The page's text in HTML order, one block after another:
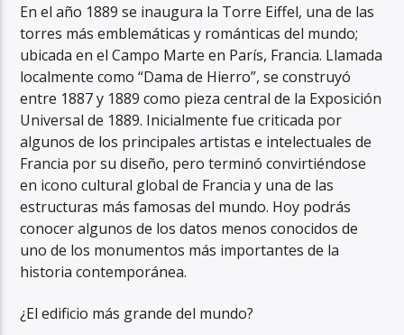
En el año 1889 se inaugura la Torre Eiffel, una de las
torres más emblemáticas y románticas del mundo;
ubicada en el Campo Marte en París, Francia. Llamada
localmente como “Dama de Hierro”, se construyó
entre 1887 y 1889 como pieza central de la Exposición
Universal de 1889. Inicialmente fue criticada por
algunos de los principales artistas e intelectuales de
Francia por su diseño, pero terminó convirtiéndose
en icono cultural global de Francia y una de las
estructuras más famosas del mundo. Hoy podrás
conocer algunos de los datos menos conocidos de
uno de los monumentos más importantes de la
historia contemporánea.
¿El edificio más grande del mundo?